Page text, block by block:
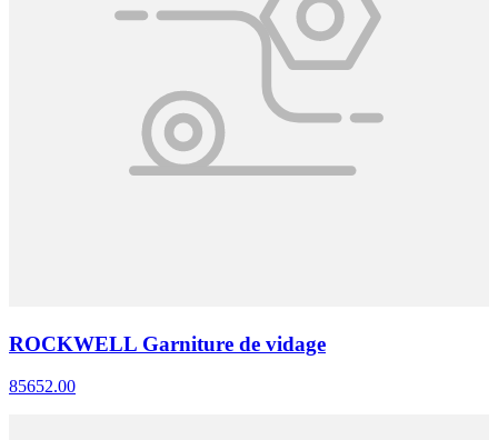
ROCKWELL Garniture de vidage
85652.00